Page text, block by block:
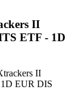
II
ETF - 1D
II
EUR DIS